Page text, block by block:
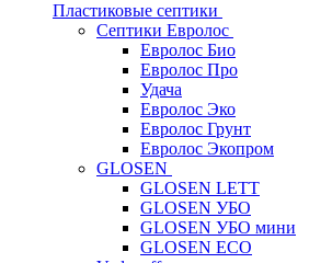
Пластиковые септики
Септики Евролос
Евролос Био
Евролос Про
Удача
Евролос Эко
Евролос Грунт
Евролос Экопром
GLOSEN
GLOSEN LETT
GLOSEN УБО
GLOSEN УБО мини
GLOSEN ECO